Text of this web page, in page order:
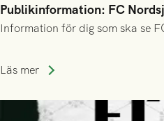
Publikinformation: FC
Information för dig som ska se
Läs mer